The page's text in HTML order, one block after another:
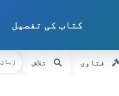
کتاب کی تفصیل
فتاوی تلاش زبان